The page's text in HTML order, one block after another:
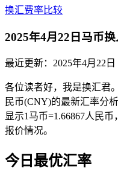
换汇费率比较
2025年4月22日马币
最近更新： 2025年4月22日
各位读者好，我是换汇君
民币(CNY)的最新汇率分
显示1马币=1.66867人民
报价情况。
今日最优汇率